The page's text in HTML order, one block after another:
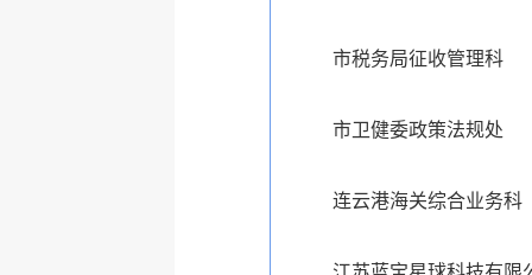
市税务局征收管理科
市卫健委政策法规处
连云港海关综合业务科